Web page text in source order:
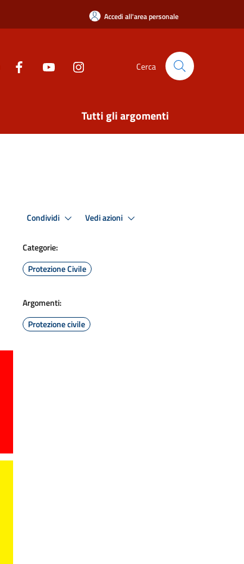
Accedi all'area personale
Cerca
Tutti gli argomenti
Condividi Vedi azioni
Categorie:
Protezione Civile
Argomenti:
Protezione civile